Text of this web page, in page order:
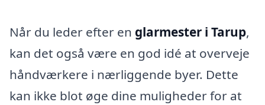
Når du leder efter en glarmester i Tarup,
kan det også være en god idé at overveje
håndværkere i nærliggende byer. Dette
kan ikke blot øge dine muligheder for at